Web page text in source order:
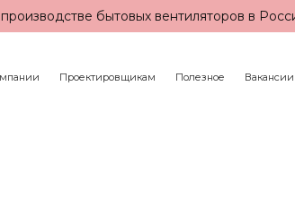
бытовых вентиляторов в
Проектировщикам Полезное Вакансии